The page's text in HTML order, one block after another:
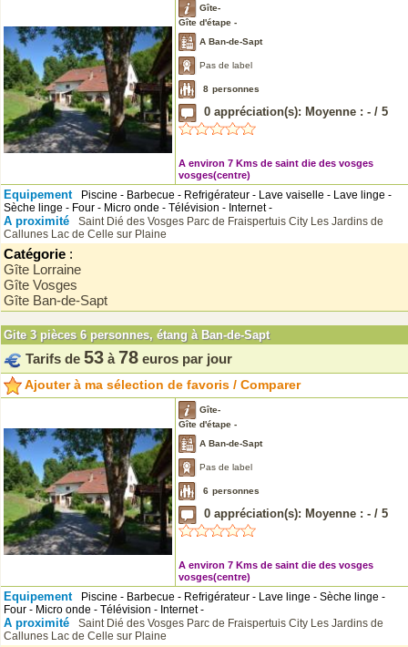
Gîte-
Gîte d'étape -
A Ban-de-Sapt
Pas de label
8 personnes
0 appréciation(s): Moyenne : - / 5
A environ 7 Kms de saint die des vosges
vosges(centre)
Equipement
Piscine - Barbecue - Refrigérateur - Lave vaiselle - Lave linge -
Sèche linge - Four - Micro onde - Télévision - Internet -
A proximité Saint Dié des Vosges Parc de Fraispertuis City Les Jardins de
Callunes Lac de Celle sur Plaine
Catégorie :
Gîte Lorraine
Gîte Vosges
Gîte Ban-de-Sapt
Gite 3 pièces 6 personnes, étang à Ban-de-Sapt
Tarifs de 53 à 78 euros par jour
Ajouter à ma sélection de favoris / Comparer
Gîte-
Gîte d'étape -
A Ban-de-Sapt
Pas de label
6 personnes
0 appréciation(s): Moyenne : - / 5
A environ 7 Kms de saint die des vosges
vosges(centre)
Equipement
Piscine - Barbecue - Refrigérateur - Lave linge - Sèche linge -
Four - Micro onde - Télévision - Internet -
A proximité Saint Dié des Vosges Parc de Fraispertuis City Les Jardins de
Callunes Lac de Celle sur Plaine